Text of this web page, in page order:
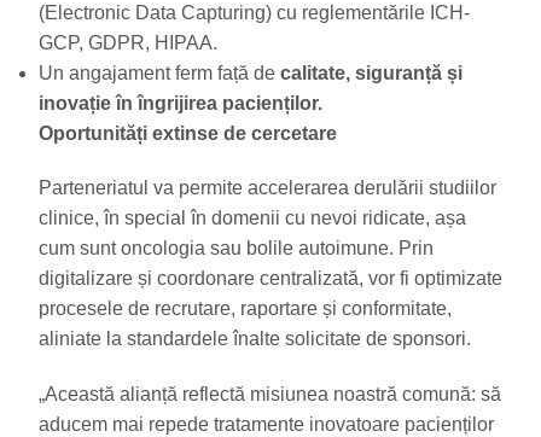
(Electronic Data Capturing) cu reglementările ICH-
GCP, GDPR, HIPAA.
Un angajament ferm față de calitate, siguranță și
inovație în îngrijirea pacienților.
Oportunități extinse de cercetare
Parteneriatul va permite accelerarea derulării studiilor
clinice, în special în domenii cu nevoi ridicate, așa
cum sunt oncologia sau bolile autoimune. Prin
digitalizare și coordonare centralizată, vor fi optimizate
procesele de recrutare, raportare și conformitate,
aliniate la standardele înalte solicitate de sponsori.
„Această alianță reflectă misiunea noastră comună: să
aducem mai repede tratamente inovatoare pacienților